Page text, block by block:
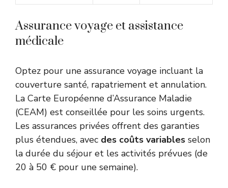
Assurance voyage et assistance
médicale
Optez pour une assurance voyage incluant la
couverture santé, rapatriement et annulation.
La Carte Européenne d’Assurance Maladie
(CEAM) est conseillée pour les soins urgents.
Les assurances privées offrent des garanties
plus étendues, avec des coûts variables selon
la durée du séjour et les activités prévues (de
20 à 50 € pour une semaine).